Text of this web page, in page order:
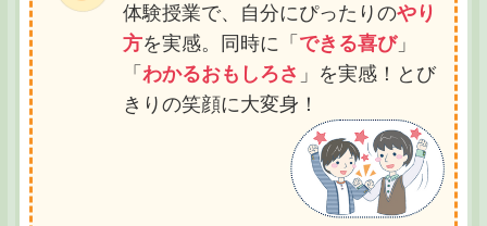
体験授業で、自分にぴったりのやり
方を実感。同時に「 できる喜び」
「 わかるおもしろさ 」を実感！とび
きりの笑顔に大変身！